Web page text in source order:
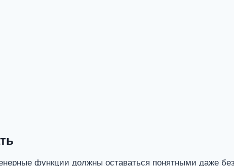
функции должны оставаться понятными даже